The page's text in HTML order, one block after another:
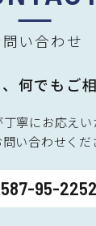
問い合わせ
何でもご
寧にお応えい
い合わせくだ
95-2252